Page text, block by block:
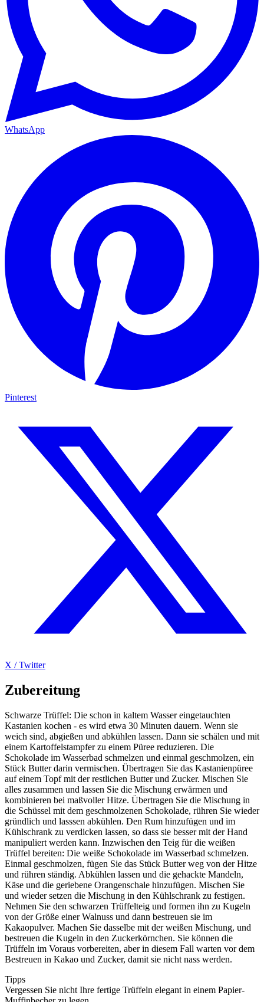
WhatsApp
Pinterest
X / Twitter
Zubereitung
Schwarze Trüffel: Die schon in kaltem Wasser eingetauchten
Kastanien kochen - es wird etwa 30 Minuten dauern. Wenn sie
weich sind, abgießen und abkühlen lassen. Dann sie schälen und mit
einem Kartoffelstampfer zu einem Püree reduzieren. Die
Schokolade im Wasserbad schmelzen und einmal geschmolzen, ein
Stück Butter darin vermischen. Übertragen Sie das Kastanienpüree
auf einem Topf mit der restlichen Butter und Zucker. Mischen Sie
alles zusammen und lassen Sie die Mischung erwärmen und
kombinieren bei maßvoller Hitze. Übertragen Sie die Mischung in
die Schüssel mit dem geschmolzenen Schokolade, rühren Sie wieder
gründlich und lasssen abkühlen. Den Rum hinzufügen und im
Kühlschrank zu verdicken lassen, so dass sie besser mit der Hand
manipuliert werden kann. Inzwischen den Teig für die weißen
Trüffel bereiten: Die weiße Schokolade im Wasserbad schmelzen.
Einmal geschmolzen, fügen Sie das Stück Butter weg von der Hitze
und rühren ständig. Abkühlen lassen und die gehackte Mandeln,
Käse und die geriebene Orangenschale hinzufügen. Mischen Sie
und wieder setzen die Mischung in den Kühlschrank zu festigen.
Nehmen Sie den schwarzen Trüffelteig und formen ihn zu Kugeln
von der Größe einer Walnuss und dann bestreuen sie im
Kakaopulver. Machen Sie dasselbe mit der weißen Mischung, und
bestreuen die Kugeln in den Zuckerkörnchen. Sie können die
Trüffeln im Voraus vorbereiten, aber in diesem Fall warten vor dem
Bestreuen in Kakao und Zucker, damit sie nicht nass werden.
Tipps
Vergessen Sie nicht Ihre fertige Trüffeln elegant in einem Papier-